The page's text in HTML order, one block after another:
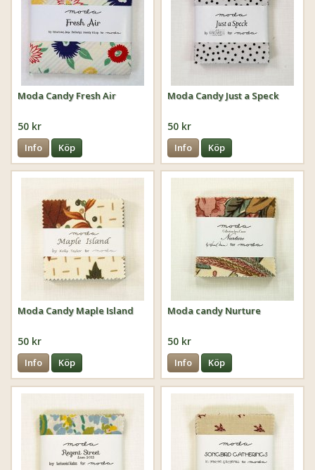
Moda Candy Fresh Air
50 kr
Info Köp
Moda Candy Just a Speck
50 kr
Info Köp
Moda Candy Maple Island
50 kr
Info Köp
Moda candy Nurture
50 kr
Info Köp